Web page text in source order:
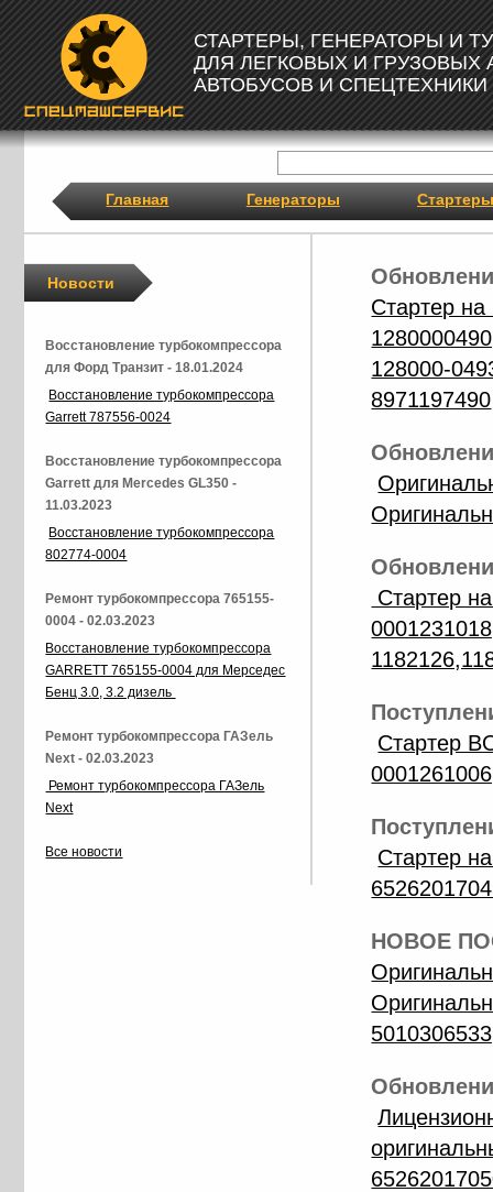
СТАРТЕРЫ, ГЕНЕРАТОРЫ И
ДЛЯ ЛЕГКОВЫХ И ГРУЗОВЫХ
АВТОБУСОВ И СПЕЦТЕХНИКИ
Главная Генераторы Стартеры
Стартер
128000-
8971197490
Стартер
Стартер
Стартер
НОВОЕ
Новости
Восстановление турбокомпрессора
для Форд Транзит - 18.01.2024
Восстановление турбокомпрессора
Garrett 787556-0024
Восстановление турбокомпрессора
Garrett для Mercedes GL350 -
11.03.2023
Восстановление турбокомпрессора
802774-0004
Ремонт турбокомпрессора 765155-
0004 - 02.03.2023
Восстановление турбокомпрессора
GARRETT 765155-0004 для Мерседес
Бенц 3.0, 3.2 дизель
Ремонт турбокомпрессора ГАЗель
Next - 02.03.2023
Ремонт турбокомпрессора ГАЗель
Next
Все новости